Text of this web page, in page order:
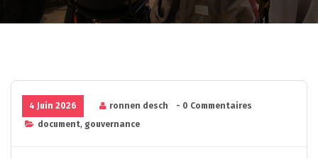
4 Juin 2026 ronnen desch
- 0 Commentaires
document, gouvernance